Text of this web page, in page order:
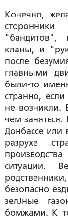
Конечно,
"бандитов",
кланы, и
после
главными
были-то
странно,
не возникли.
чем
Донбассе или
разрухе
ситуации.
безопасно
зелЈные
бомжами. К